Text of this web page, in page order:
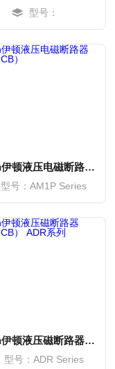
型号：
Eaton伊顿液压电磁断路器（HMCB）
型号：AM1P Series
Eaton伊顿液压磁断路器（HMCB） ADR系列
型号：ADR Series